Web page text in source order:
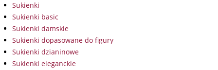
Sukienki
Sukienki basic
Sukienki damskie
Sukienki dopasowane do figury
Sukienki dzianinowe
Sukienki eleganckie